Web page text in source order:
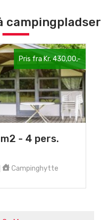
campingpladser
Pris fra Kr. 430,00,-
- 4 pers.
| Campinghytte